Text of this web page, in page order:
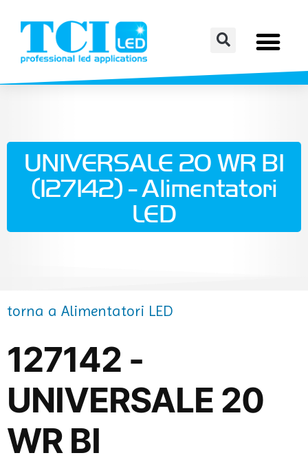
UNIVERSALE 20 WR BI
(127142) - Alimentatori
LED
torna a Alimentatori LED
127142 -
UNIVERSALE 20
WR BI